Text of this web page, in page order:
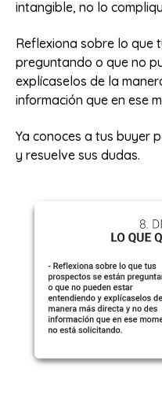
intangible, no lo
Reflexiona sobre lo que
preguntando o que no
explícaselos de la
información que en ese
Ya conoces a tus buyer
y resuelve sus dudas.